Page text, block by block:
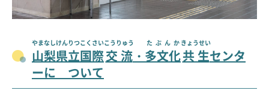
山梨
やまなし
県立
けんりつ
国際
こくさい
交流
こうりゅう
・ 多文化
たぶんか
共生
きょうせい
センタ
ーに ついて